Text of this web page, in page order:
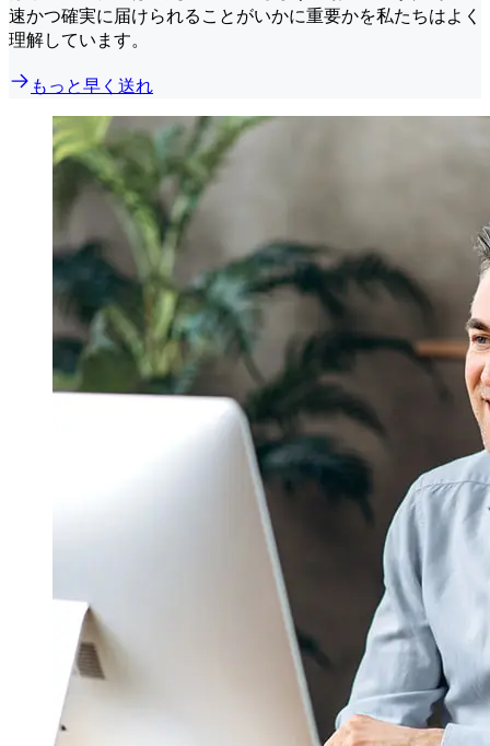
速かつ確実に届けられることがいかに重要かを私たちはよく
理解しています。
もっと早く送れ